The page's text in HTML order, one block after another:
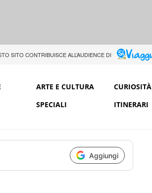
SITO CONTRIBUISCE ALL’AUDIENCE DI
ARTE E CULTURA CURIOSITÀ
SPECIALI ITINERARI
Aggiungi